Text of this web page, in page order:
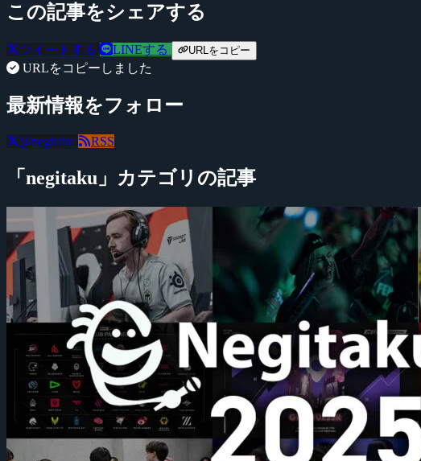
この記事をシェアする
ツイートする LINEする URLをコピー
URLをコピーしました
最新情報をフォロー
@negitaku RSS
「negitaku」カテゴリの記事